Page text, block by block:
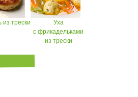
трески
Уха
с фрикадельками
из трески